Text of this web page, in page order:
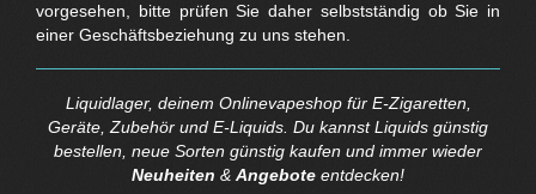
vorgesehen, bitte prüfen Sie daher selbstständig ob Sie in
einer Geschäftsbeziehung zu uns stehen.
Liquidlager, deinem Onlinevapeshop für E-Zigaretten,
Geräte, Zubehör und E-Liquids. Du kannst Liquids günstig
bestellen, neue Sorten günstig kaufen und immer wieder
Neuheiten & Angebote entdecken!